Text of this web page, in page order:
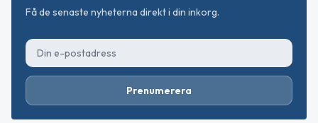
Få de senaste nyheterna direkt i din inkorg.
Prenumerera